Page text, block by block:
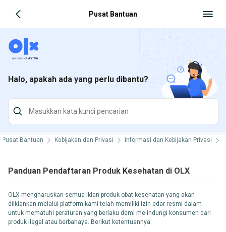
Pusat Bantuan
Halo, apakah ada yang perlu dibantu?
Pusat Bantuan Kebijakan dan Privasi Informasi dan Kebijakan Privasi
Panduan Pendaftaran Produk Kesehatan di OLX
OLX mengharuskan semua iklan produk obat kesehatan yang akan
diiklankan melalui platform kami telah memiliki izin edar resmi dalam
untuk mematuhi peraturan yang berlaku demi melindungi konsumen dari
produk ilegal atau berbahaya. Berikut ketentuannya: